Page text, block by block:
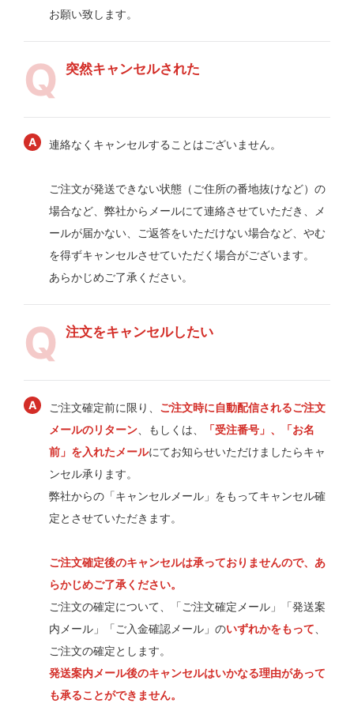
お願い致します。
突然キャンセルされた
連絡なくキャンセルすることはございません。
ご注文が発送できない状態（ご住所の番地抜けなど）の
場合など、弊社からメールにて連絡させていただき、メ
ールが届かない、ご返答をいただけない場合など、やむ
を得ずキャンセルさせていただく場合がございます。
あらかじめご了承ください。
注文をキャンセルしたい
ご注文確定前に限り、 ご注文時に自動配信されるご注文
メールのリターン 、もしくは、
「受注番号」、「お名
前」を入れたメールにてお知らせいただけましたらキャ
ンセル承ります。
弊社からの「キャンセルメール」をもってキャンセル確
定とさせていただきます。
ご注文確定後のキャンセルは承っておりませんので、あ
らかじめご了承ください。
ご注文の確定について、「ご注文確定メール」「発送案
内メール」「ご入金確認メール」のいずれかをもって
ご注文の確定とします。
発送案内メール後のキャンセルはいかなる理由があって
も承ることができません。